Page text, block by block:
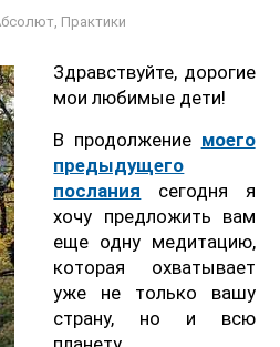
Практики
Здравствуйте, дорогие
мои любимые дети!
В продолжение моего
предыдущего
послания сегодня я
хочу предложить вам
еще одну медитацию,
которая охватывает
уже не только вашу
страну, но и всю